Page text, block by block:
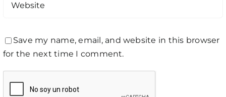
Save my name, email, and website in this browser
for the next time I comment.